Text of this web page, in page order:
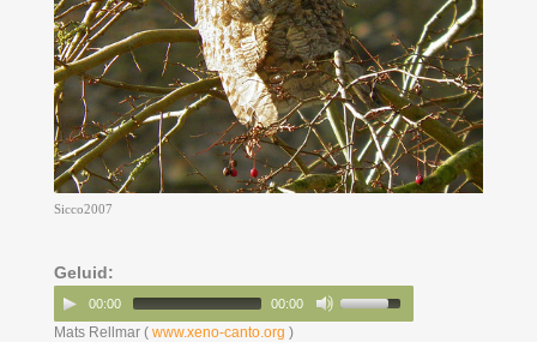
Sicco2007
Geluid:
00:00 00:00
Mats Rellmar ( www.xeno-canto.org )